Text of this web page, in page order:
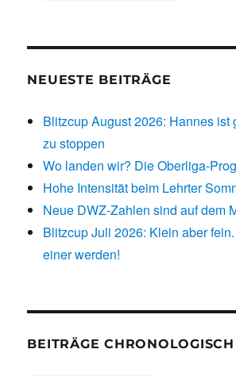
NEUESTE BEITRÄGE
Blitzcup August 2026: Hannes ist
zu stoppen
Wo landen wir? Die Oberliga-
Hohe Intensität beim Lehrter
Neue DWZ-Zahlen sind auf dem
Blitzcup Juli 2026: Klein aber
einer werden!
BEITRÄGE CHRONOLOGISCH